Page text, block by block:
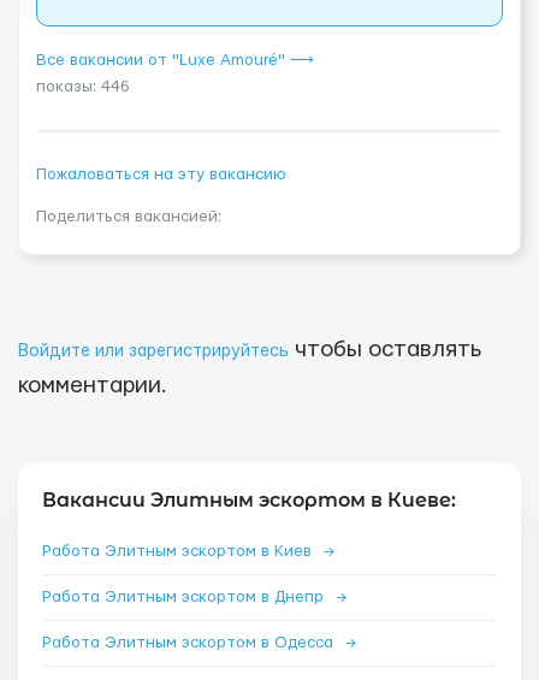
Все вакансии от "Luxe Amouré" ⟶
показы: 446
Пожаловаться на эту вакансию
Поделиться вакансией:
Войдите или зарегистрируйтесь чтобы оставлять
комментарии.
Вакансии Элитным эскортом в Киеве:
Работа Элитным эскортом в Киев →
Работа Элитным эскортом в Днепр →
Работа Элитным эскортом в Одесса →